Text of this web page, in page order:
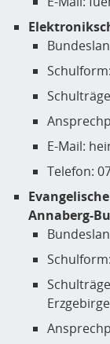
E-Mail:
Telefon:
Annaberg-